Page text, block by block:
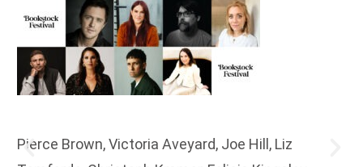
Pierce Brown, Victoria Aveyard, Joe Hill, Liz